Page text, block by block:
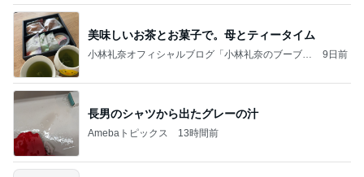
美味しいお茶とお菓子で。母とティータイム
小林礼奈オフィシャルブログ「小林礼奈のブーブー
9日前
長男のシャツから出たグレーの汁
Amebaトピックス 13時間前